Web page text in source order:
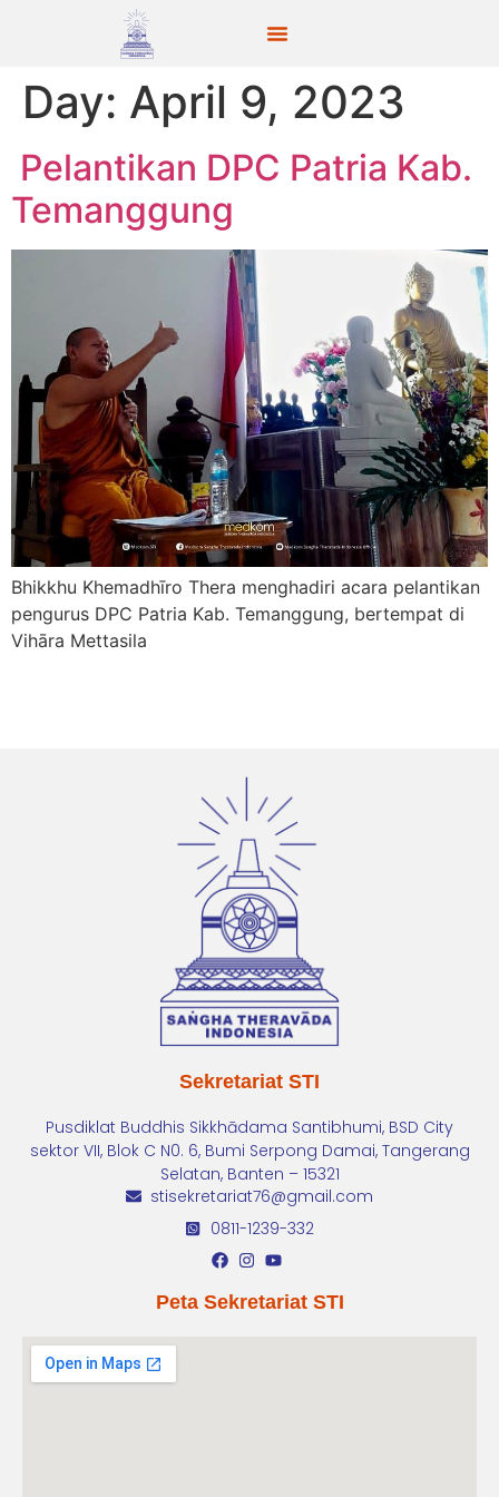
Day: April 9, 2023
Pelantikan DPC Patria Kab.
Temanggung
Bhikkhu Khemadhīro Thera menghadiri acara pelantikan
pengurus DPC Patria Kab. Temanggung, bertempat di
Vihāra Mettasila
Sekretariat STI
Pusdiklat Buddhis Sikkhādama Santibhumi, BSD City
sektor VII, Blok C N0. 6, Bumi Serpong Damai, Tangerang
Selatan, Banten – 15321
stisekretariat76@gmail.com
0811-1239-332
Peta Sekretariat STI